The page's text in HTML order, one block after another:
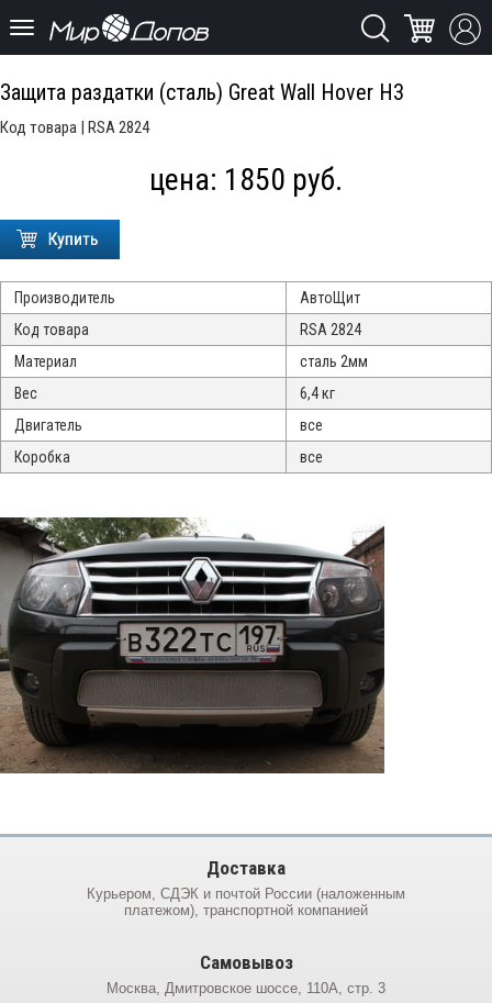
Защита раздатки (сталь) Great Wall Hover H3
Код товара | RSA 2824
цена: 1850 руб.
Производитель
АвтоЩит
Код товара
RSA 2824
Материал
сталь 2мм
Вес
6,4 кг
Двигатель
все
Коробка
все
Доставка
Курьером, СДЭК и почтой России (наложенным
платежом), транспортной компанией
Самовывоз
Москва, Дмитровское шоссе, 110А, стр. 3